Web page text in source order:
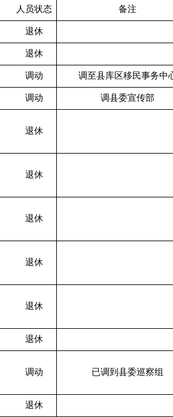
人员状态 备注
退休
退休
调动 调至县库区移民事务中
调动 调县委宣传部
退休
退休
退休
退休
退休
退休
调动 已调到县委巡察组
退休